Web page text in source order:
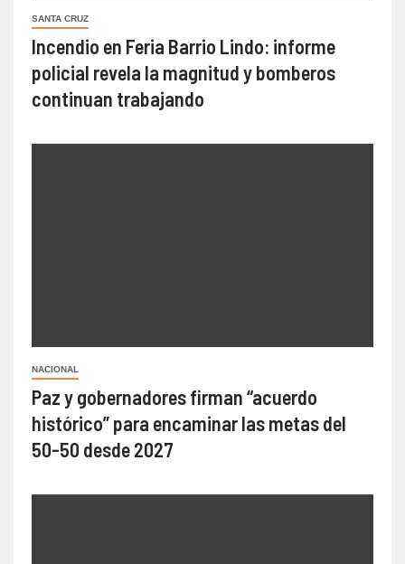
SANTA CRUZ
Incendio en Feria Barrio Lindo: informe
policial revela la magnitud y bomberos
continuan trabajando
NACIONAL
Paz y gobernadores firman “acuerdo
histórico” para encaminar las metas del
50-50 desde 2027